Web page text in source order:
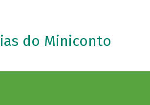
do Miniconto